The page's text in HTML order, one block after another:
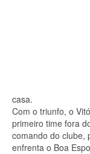
casa.
Com o triunfo, o
primeiro time fora
comando do clube,
enfrenta o Boa